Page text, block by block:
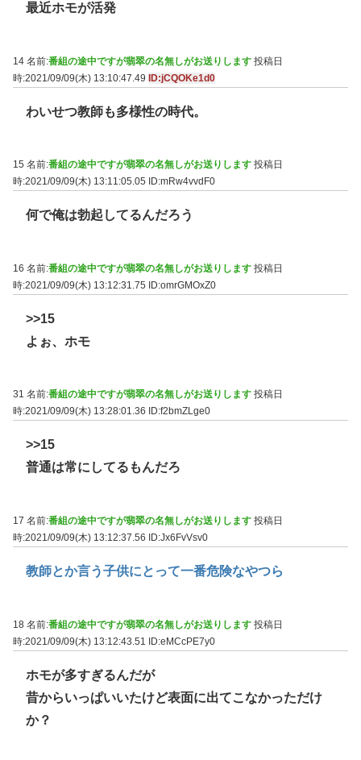
最近ホモが活発
14 名前:番組の途中ですが翡翠の名無しがお送りします 投稿日
時:2021/09/09(木) 13:10:47.49 ID:jCQOKe1d0
わいせつ教師も多様性の時代。
15 名前:番組の途中ですが翡翠の名無しがお送りします 投稿日
時:2021/09/09(木) 13:11:05.05
ID:mRw4vvdF0
何で俺は勃起してるんだろう
16 名前:番組の途中ですが翡翠の名無しがお送りします 投稿日
時:2021/09/09(木) 13:12:31.75 ID:omrGMOxZ0
>>15
よぉ、ホモ
31 名前:番組の途中ですが翡翠の名無しがお送りします 投稿日
時:2021/09/09(木) 13:28:01.36
ID:f2bmZLge0
>>15
普通は常にしてるもんだろ
17 名前:番組の途中ですが翡翠の名無しがお送りします 投稿日
時:2021/09/09(木) 13:12:37.56
ID:Jx6FvVsv0
教師とか言う子供にとって一番危険なやつら
18 名前:番組の途中ですが翡翠の名無しがお送りします 投稿日
時:2021/09/09(木) 13:12:43.51 ID:eMCcPE7y0
ホモが多すぎるんだが
昔からいっぱいいたけど表面に出てこなかっただけ
か？